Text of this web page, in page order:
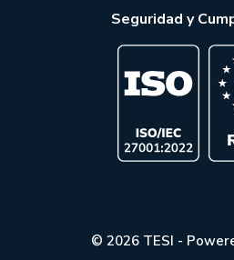
Seguridad y
© 2026 TESI -